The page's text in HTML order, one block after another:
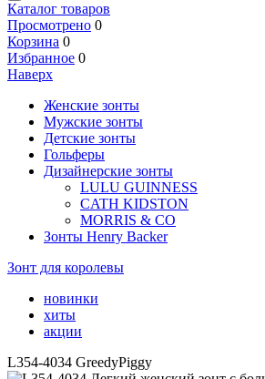
Каталог товаров
Просмотрено 0
Корзина 0
Избранное 0
Наверх
Женские зонты
Мужские зонты
Детские зонты
Гольферы
Дизайнерские зонты
LULU GUINNESS
CATH KIDSTON
MORRIS & CO
Зонты Henry Backer
Зонт для королевы
новинки
хиты
акции
L354-4034 GreedyPiggy